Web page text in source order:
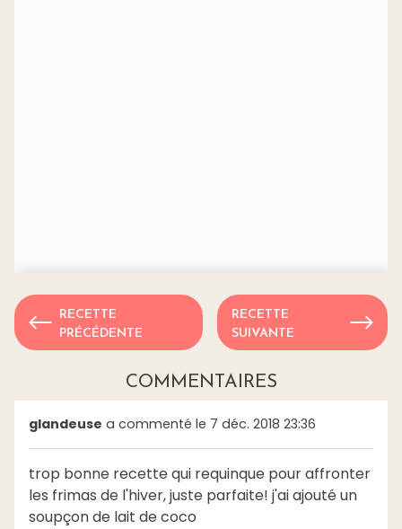
RECETTE
PRÉCÉDENTE
RECETTE
SUIVANTE
COMMENTAIRES
glandeuse a commenté le 7 déc. 2018 23:36
trop bonne recette qui requinque pour affronter
les frimas de l'hiver, juste parfaite! j'ai ajouté un
soupçon de lait de coco